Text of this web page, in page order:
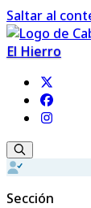
Saltar al
El Hierro
Sección